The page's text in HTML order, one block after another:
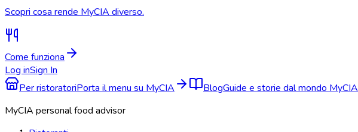
Scopri cosa rende MyCIA diverso.
Come funziona
Log inSign In
Per ristoratoriPorta il menu su MyCIA BlogGuide e storie dal mondo MyCIA
MyCIA personal food advisor